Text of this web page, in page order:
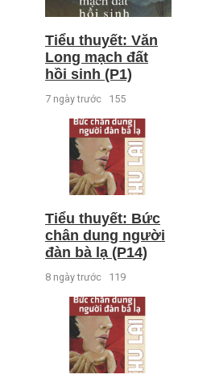
Tiểu thuyết: Văn
Long mạch đất
hồi sinh (P1)
7 ngày trước 155
Tiểu thuyết: Bức
chân dung người
đàn bà lạ (P14)
8 ngày trước 119